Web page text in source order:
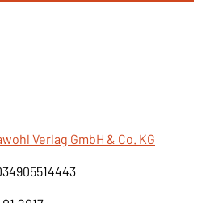
Verlag GmbH & Co. KG